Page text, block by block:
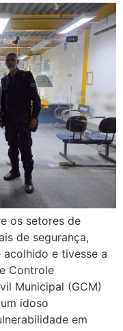
os setores de
de segurança,
e tivesse a
Controle
Municipal (GCM)
idoso
em